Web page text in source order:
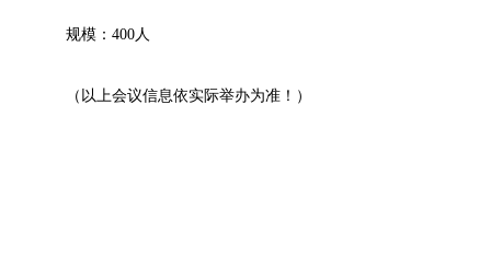
规模：400人
（以上会议信息依实际举办为准！）